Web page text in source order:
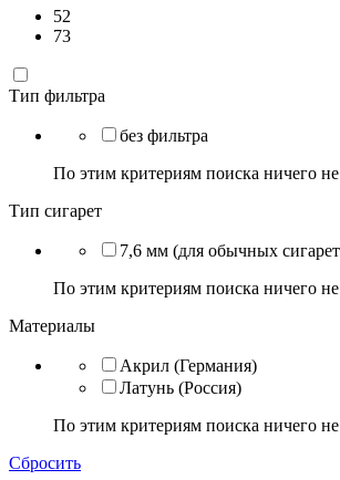
52
73
Тип фильтра
без фильтра
По этим критериям поиска ничего
Тип сигарет
7,6 мм (для обычных
По этим критериям поиска ничего
Материалы
Акрил (Германия)
Латунь (Россия)
По этим критериям поиска ничего
Сбросить